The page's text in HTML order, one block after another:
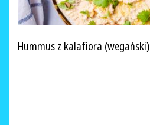
Hummus z kalafiora (wegański)